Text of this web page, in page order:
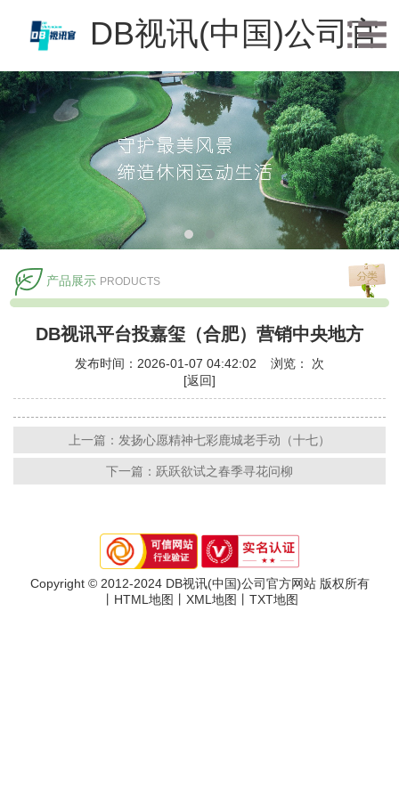
DB视讯(中国)公司官
方网站
产品展示 PRODUCTS
DB视讯平台投嘉玺（合肥）营销中央地方
发布时间：2026-01-07 04:42:02 浏览：
次
[返回]
上一篇：发扬心愿精神七彩鹿城老手动（十七）
下一篇：跃跃欲试之春季寻花问柳
Copyright © 2012-2024 DB视讯(中国)公司官方网站 版权所有
HTML地图 XML地图 TXT地图